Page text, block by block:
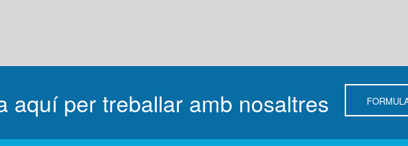
aquí per treballar amb nosaltres